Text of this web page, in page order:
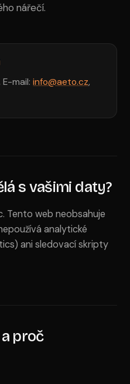
nářečí.
E-mail:info@aeto.cz,
s vašimi daty?
Tento web neobsahuje
analytické
ani sledovací skripty
proč